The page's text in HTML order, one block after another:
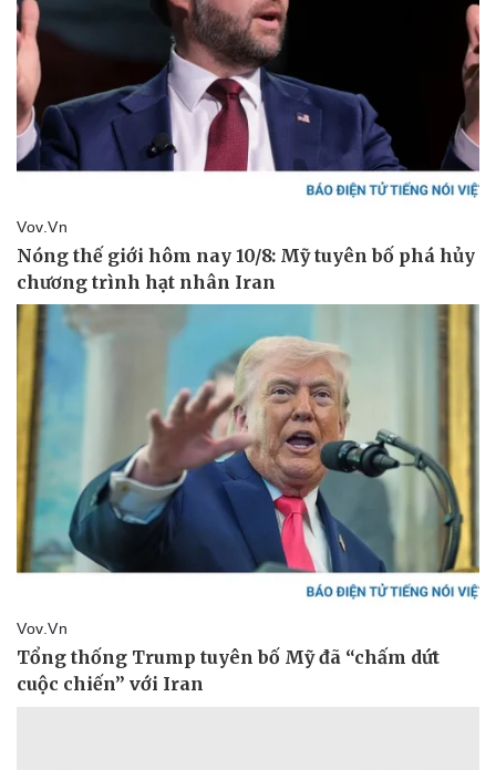
Doanh nghiệp
Thông tin doanh nghiệp
Doanh nghiệp 24h
Doanh nhân
Vì cộng đồng
Công nghệ
Sành điệu
Tin Công nghệ
Trải nghiệm
Chuyển đổi số